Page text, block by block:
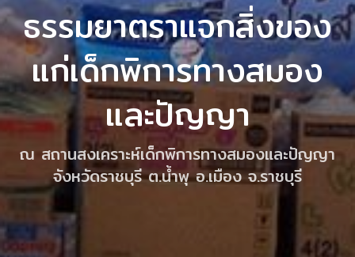
ธรรมยาตราแจกสิ่งของ
แก่เด็กพิการทางสมอง
และปัญญา
ณ สถานสงเคราะห์เด็กพิการทางสมองและปัญญา
จังหวัดราชบุรี ต.น้ำพุ อ.เมือง จ.ราชบุรี